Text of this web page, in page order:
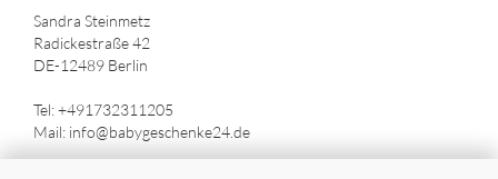
Sandra Steinmetz
Radickestraße 42
DE-12489 Berlin
Tel: +491732311205
Mail: info@babygeschenke24.de